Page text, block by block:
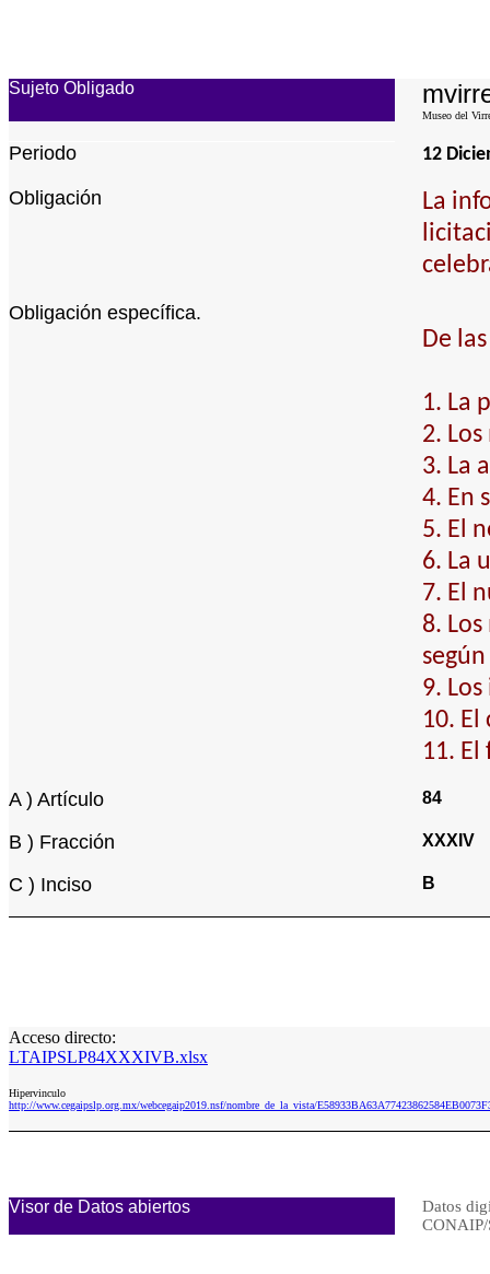
Sujeto Obligado
Museo del
Periodo 12
Obligación
La
Obligación específica.
De
1. La
2.
3. La
4. En
5. El
6. La
7. El
8.
9.
10.
11.
A ) Artículo 84
B ) Fracción XXXIV
C ) Inciso B
Acceso directo:
LTAIPSLP84XXXIVB.xlsx
Hipervinculo
http://www.cegaipslp.org.mx/webcegaip2019.nsf/nombre_de_la_vista/
Visor de Datos abiertos
Datos